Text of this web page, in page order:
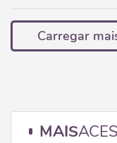
Carregar
MAIS